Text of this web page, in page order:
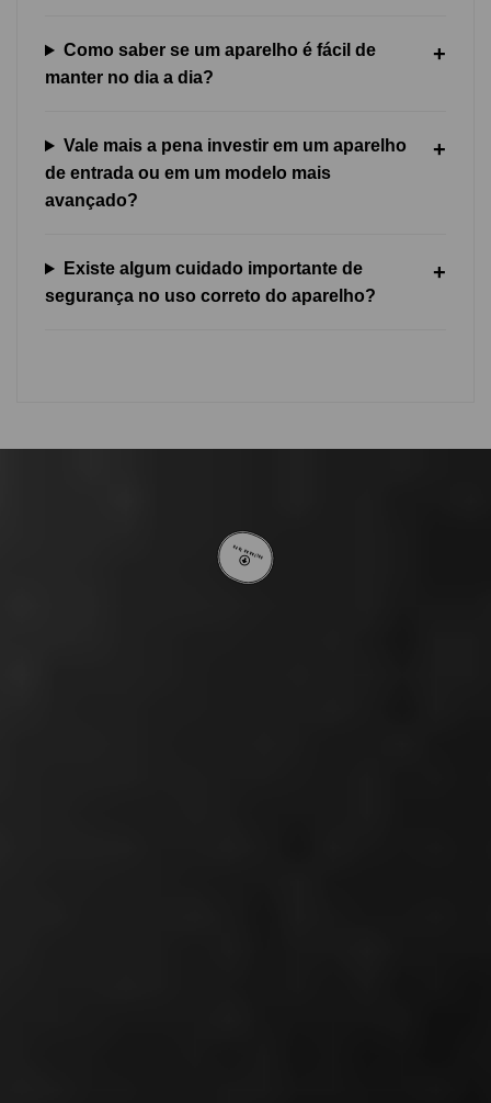
Como saber se um aparelho é fácil de
manter no dia a dia?
Vale mais a pena investir em um aparelho
de entrada ou em um modelo mais
avançado?
Existe algum cuidado importante de
segurança no uso correto do aparelho?
VOLTAR AO TOPO